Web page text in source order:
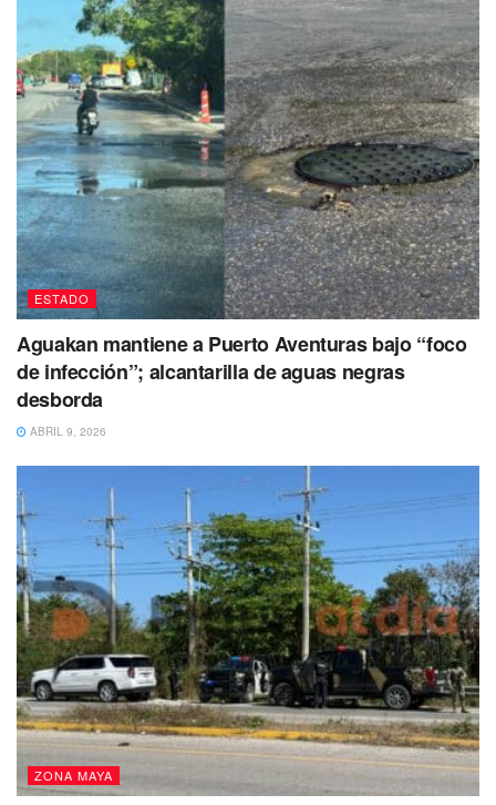
a las diferentes instituciones privadas , asociaciones
civiles y de la sociedad organizada, así como del sector
público en la promoción, difusión, vinculacióny
participación ciudadanaen temas relacionados con la
seguridad y la educación vial.
Te puede interesar Leer
ESTADO
Aguakan mantiene a Puerto Aventuras bajo “foco
de infección”; alcantarilla de aguas negras
desborda
ABRIL 9, 2026
ZONA MAYA